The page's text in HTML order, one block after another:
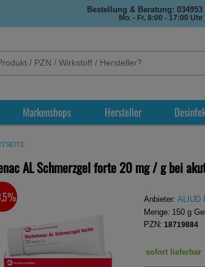
Bestellung & Beratung: 034953
Mo. - Fr. 8:00 - 17:00 Uhr
Markenshops Hersteller
AL Schmerzgel forte 20 mg / g bei
Anbieter: ALIUD
Menge: 150g Gel
PZN: 18719884
sofort lieferbar